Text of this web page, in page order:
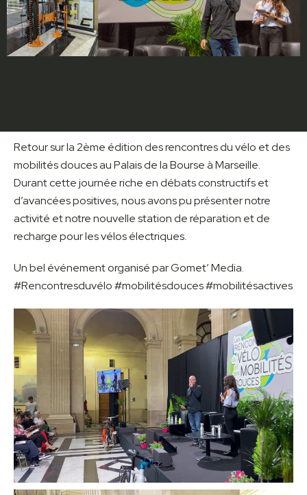
Retour sur la 2ème édition des rencontres du vélo et des
mobilités douces au Palais de la Bourse à Marseille.
Durant cette journée riche en débats constructifs et
d’avancées positives, nous avons pu présenter notre
activité et notre nouvelle station de réparation et de
recharge pour les vélos électriques.
Un bel événement organisé par Gomet’ Media.
#Rencontresduvélo #mobilitésdouces #mobilitésactives